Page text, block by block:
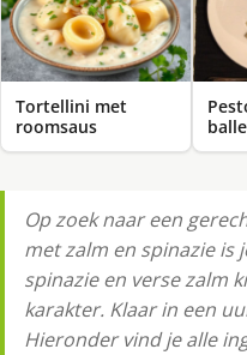
Tortellini met
roomsaus
Op zoek naar een
met zalm en spinazie is
spinazie en verse zalm
karakter. Klaar in een
Hieronder vind je alle